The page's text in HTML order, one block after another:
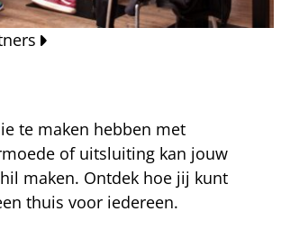
te maken hebben met
of uitsluiting kan jouw
maken. Ontdek hoe jij kunt
thuis voor iedereen.